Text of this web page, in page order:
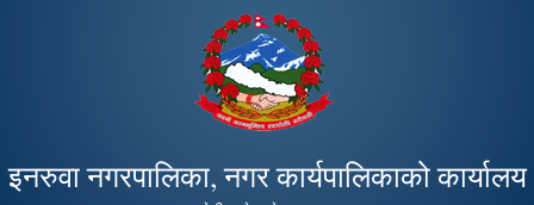
Skip to
main
content
इनरुवा नगरपालिका, नगर कार्यपालिकाको कार्यालय